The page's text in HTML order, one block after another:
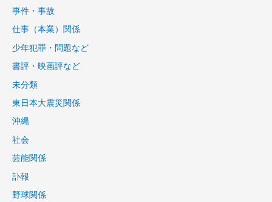
事件・事故
仕事（本業）関係
少年犯罪・問題など
書評・映画評など
未分類
東日本大震災関係
沖縄
社会
芸能関係
訃報
野球関係